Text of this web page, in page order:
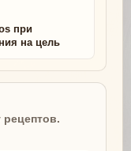
при
на цель
рецептов.